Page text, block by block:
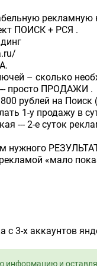
ПОИСК + РСЯ .
– сколько
просто ПРОДАЖИ .
рублей на
1-у продажу в
--- 2-е суток
нужного
«мало
с 3-х аккаунтов
информацию и